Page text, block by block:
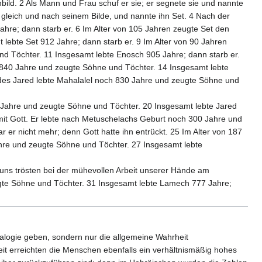
2 Als Mann und Frau schuf er sie; er segnete sie und nannte
und nach seinem Bilde, und nannte ihn Set. 4 Nach der
dann starb er. 6 Im Alter von 105 Jahren zeugte Set den
Set 912 Jahre; dann starb er. 9 Im Alter von 90 Jahren
Töchter. 11 Insgesamt lebte Enosch 905 Jahre; dann starb er.
Jahre und zeugte Söhne und Töchter. 14 Insgesamt lebte
Jared lebte Mahalalel noch 830 Jahre und zeugte Söhne und
und zeugte Söhne und Töchter. 20 Insgesamt lebte Jared
Gott. Er lebte nach Metuschelachs Geburt noch 300 Jahre und
er nicht mehr; denn Gott hatte ihn entrückt. 25 Im Alter von 187
und zeugte Söhne und Töchter. 27 Insgesamt lebte
trösten bei der mühevollen Arbeit unserer Hände am
Söhne und Töchter. 31 Insgesamt lebte Lamech 777 Jahre;
geben, sondern nur die allgemeine Wahrheit
erreichten die Menschen ebenfalls ein verhältnismäßig hohes